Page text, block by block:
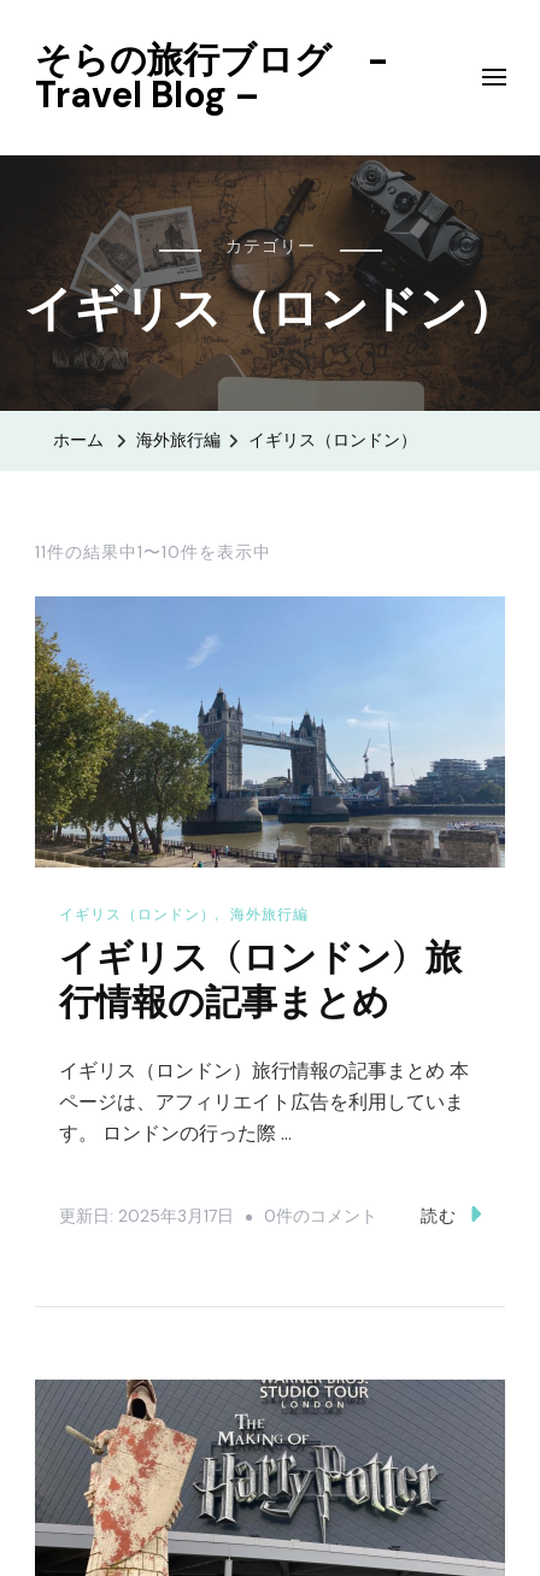
そらの旅行ブログ -
Travel Blog –
カテゴリー
イギリス（ロンドン）
ホーム 海外旅行編 イギリス（ロンドン）
11件の結果中1〜10件を表示中
イギリス（ロンドン） 海外旅行編
イギリス（ロンドン）旅
行情報の記事まとめ
イギリス（ロンドン）旅行情報の記事まとめ 本
ページは、アフィリエイト広告を利用していま
す。 ロンドンの行った際 …
更新日: 2025年3月17日
イ
ン
ド
ン）
旅
行
情
0件のコメント 読む